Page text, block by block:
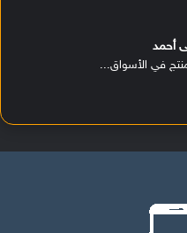
أحمد
في الأسواق...